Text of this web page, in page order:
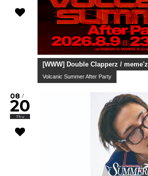
[WWW] Double Clapperz /
Volcanic Summer After Party
08 /
20
Thu